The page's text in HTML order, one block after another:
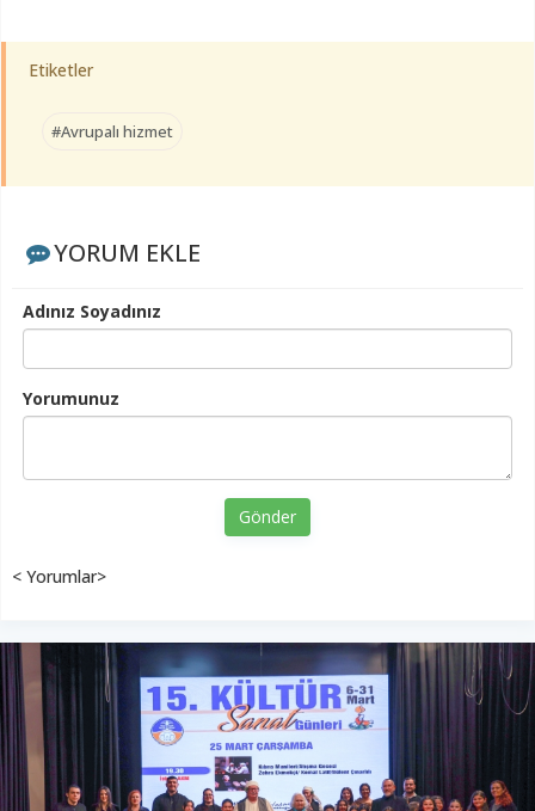
Etiketler
#Avrupalı hizmet
YORUM EKLE
Adınız Soyadınız
Yorumunuz
Gönder
< Yorumlar>